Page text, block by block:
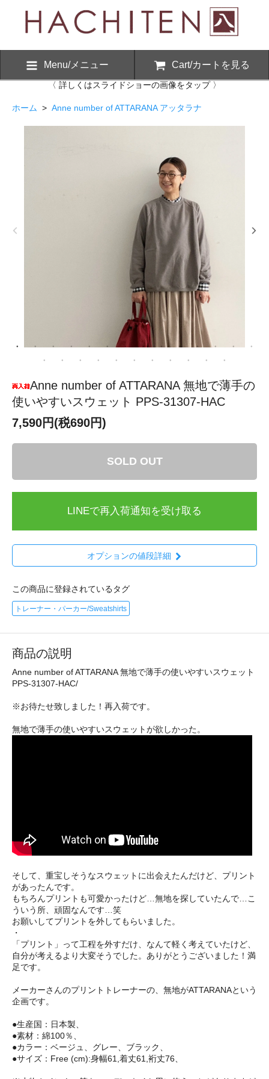
Menu/メニュー Cart/カートを見る
〈 詳しくはスライドショーの画像をタップ 〉
ホーム > Anne number of ATTARANA アッタラナ
Anne number of ATTARANA 無地で薄手の
使いやすいスウェット PPS-31307-HAC
7,590円(税690円)
SOLD OUT
LINEで再入荷通知を受け取る
オプションの値段詳細
この商品に登録されているタグ
トレーナー・パーカー/Sweatshirts
商品の説明
Anne number of ATTARANA 無地で薄手の使いやすいスウェット
PPS-31307-HAC/
※お待たせ致しました！再入荷です。
無地で薄手の使いやすいスウェットが欲しかった。
そして、重宝しそうなスウェットに出会えたんだけど、プリント
があったんです。
もちろんプリントも可愛かったけど…無地を探していたんで…こ
ういう所、頑固なんです…笑
お願いしてプリントを外してもらいました。
・
「プリント」って工程を外すだけ、なんて軽く考えていたけど、
自分が考えるより大変そうでした。ありがとうございました！満
足です。
メーカーさんのプリントトレーナーの、無地がATTARANAという
企画です。
●生産国：日本製、
●素材：綿100％、
●カラー：ベージュ、グレー、ブラック、
●サイズ：Free (cm):身幅61,着丈61,裄丈76、